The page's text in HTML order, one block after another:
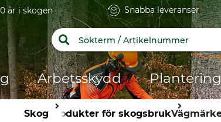
år i skogen Snabba leveranser
Arbetsskydd Plantering
Skog Produkter för skogsbruk